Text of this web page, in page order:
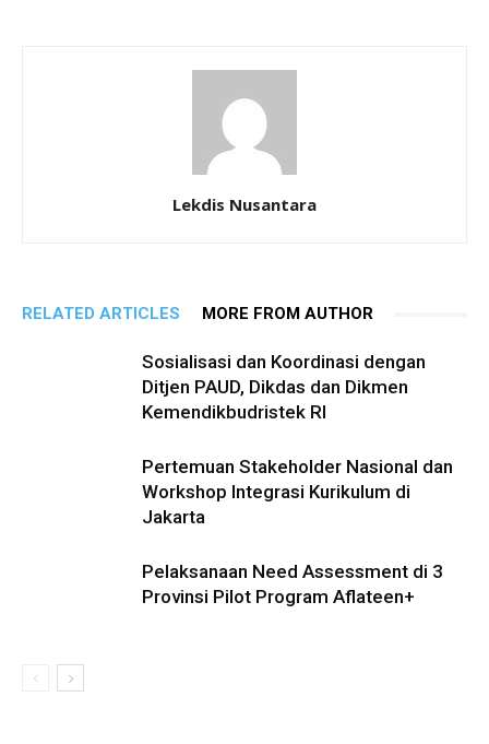
Lekdis Nusantara
RELATED ARTICLES MORE FROM AUTHOR
Sosialisasi dan Koordinasi dengan
Ditjen PAUD, Dikdas dan Dikmen
Kemendikbudristek RI
Pertemuan Stakeholder Nasional dan
Workshop Integrasi Kurikulum di
Jakarta
Pelaksanaan Need Assessment di 3
Provinsi Pilot Program Aflateen+